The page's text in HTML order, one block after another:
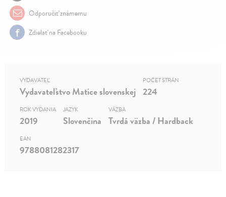
Odporučiť známemu
Zdielať na Facebooku
VYDAVATEĽ
Vydavateľstvo Matice slovenskej
POČET STRÁN
224
ROK VYDANIA
2019
JAZYK
Slovenčina
VÄZBA
Tvrdá väzba / Hardback
EAN
9788081282317